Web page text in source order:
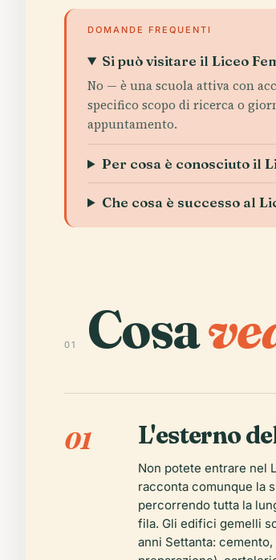
DOMANDE FREQUENTI
Si può visitare il Liceo
No — è una scuola attiva con
specifico scopo di ricerca o
appuntamento.
Per cosa è conosciuto il
Che cosa è successo al
01 Cosa
01 L'esterno
Non potete entrare nel
racconta comunque la
percorrendo tutta la
fila. Gli edifici gemelli
anni Settanta: